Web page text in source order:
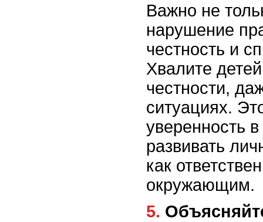
Важно не
нарушение
честность и
Хвалите
честности,
ситуациях.
уверенность
развивать
как
окружающим.
5. Объясняйте последствия